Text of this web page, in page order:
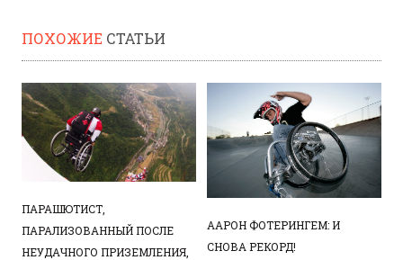
ПОХОЖИЕ СТАТЬИ
ПАРАШЮТИСТ,
ПАРАЛИЗОВАННЫЙ ПОСЛЕ
НЕУДАЧНОГО ПРИЗЕМЛЕНИЯ,
ААРОН ФОТЕРИНГЕМ: И
СНОВА РЕКОРД!